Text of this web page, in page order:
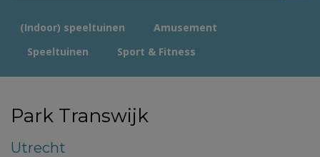
(Indoor) speeltuinen
Amusement
Speeltuinen
Sport & Fitness
Park Transwijk
Utrecht